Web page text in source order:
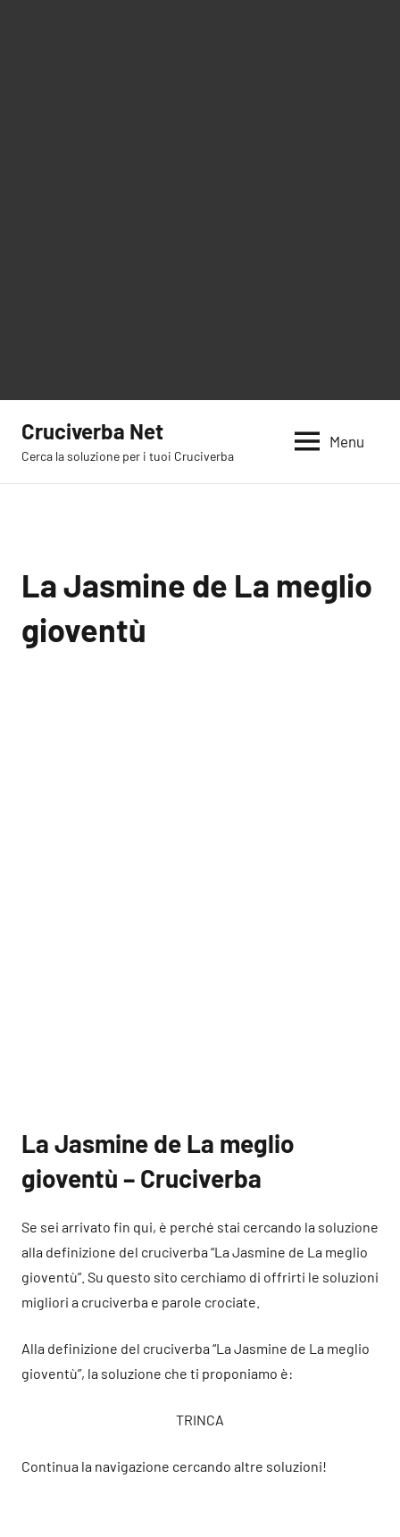
contenuto
Cruciverba Net
Cerca la soluzione per i tuoi Cruciverba
Menu
La Jasmine de La meglio
gioventù
La Jasmine de La meglio
gioventù – Cruciverba
Se sei arrivato fin qui, è perché stai cercando la soluzione
alla definizione del cruciverba “La Jasmine de La meglio
gioventù”. Su questo sito cerchiamo di offrirti le soluzioni
migliori a cruciverba e parole crociate.
Alla definizione del cruciverba “La Jasmine de La meglio
gioventù”, la soluzione che ti proponiamo è:
TRINCA
Continua la navigazione cercando altre soluzioni!